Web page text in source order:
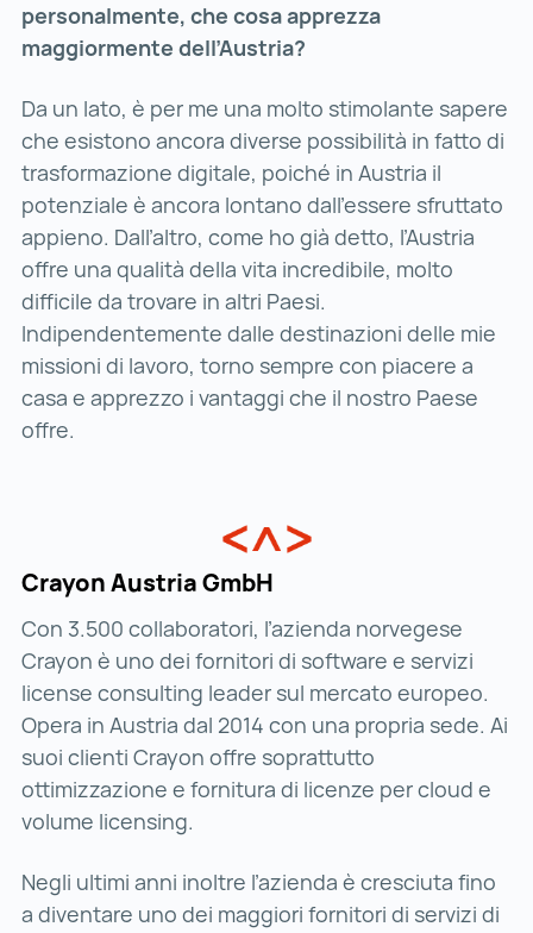
personalmente, che cosa apprezza
maggiormente dell’Austria?
Da un lato, è per me una molto stimolante sapere
che esistono ancora diverse possibilità in fatto di
trasformazione digitale, poiché in Austria il
potenziale è ancora lontano dall’essere sfruttato
appieno. Dall’altro, come ho già detto, l’Austria
offre una qualità della vita incredibile, molto
difficile da trovare in altri Paesi.
Indipendentemente dalle destinazioni delle mie
missioni di lavoro, torno sempre con piacere a
casa e apprezzo i vantaggi che il nostro Paese
offre.
Crayon Austria GmbH
Con 3.500 collaboratori, l’azienda norvegese
Crayon è uno dei fornitori di software e servizi
license consulting leader sul mercato europeo.
Opera in Austria dal 2014 con una propria sede. Ai
suoi clienti Crayon offre soprattutto
ottimizzazione e fornitura di licenze per cloud e
volume licensing.
Negli ultimi anni inoltre l’azienda è cresciuta fino
a diventare uno dei maggiori fornitori di servizi di